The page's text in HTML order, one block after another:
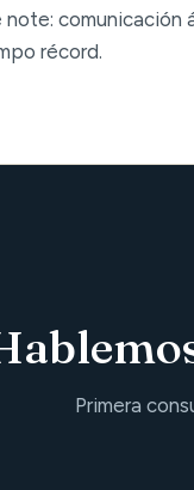
comunicación
récord.
Primera